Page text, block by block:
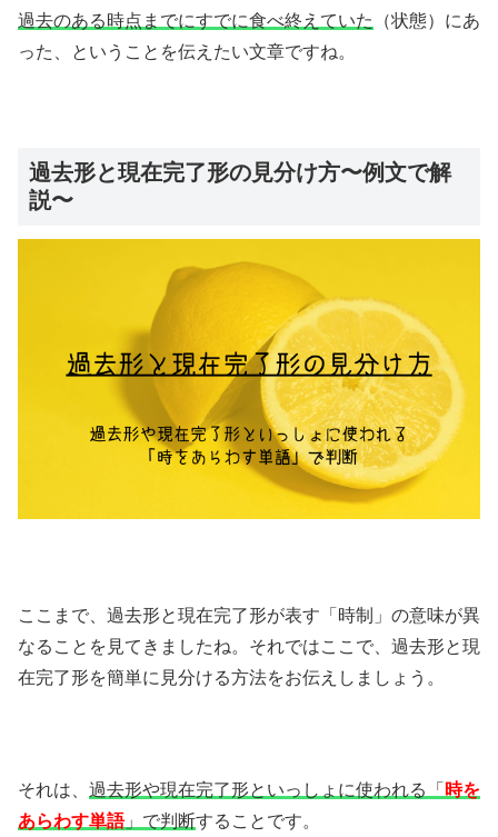
過去のある時点までにすでに食べ終えていた
（状態）にあ
った、ということを伝えたい文章ですね。
過去形と現在完了形の見分け方〜例文で解
説〜
ここまで、過去形と現在完了形が表す「時制」の意味が異
なることを見てきましたね。それではここで、過去形と現
在完了形を簡単に見分ける方法をお伝えしましょう。
それは、 過去形や現在完了形といっしょに使われる「 時を
あらわす単語」で判断することです。